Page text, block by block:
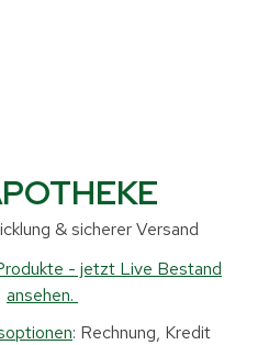
& sicherer Versand
- jetzt Live Bestand
ansehen.
: Rechnung, Kredit